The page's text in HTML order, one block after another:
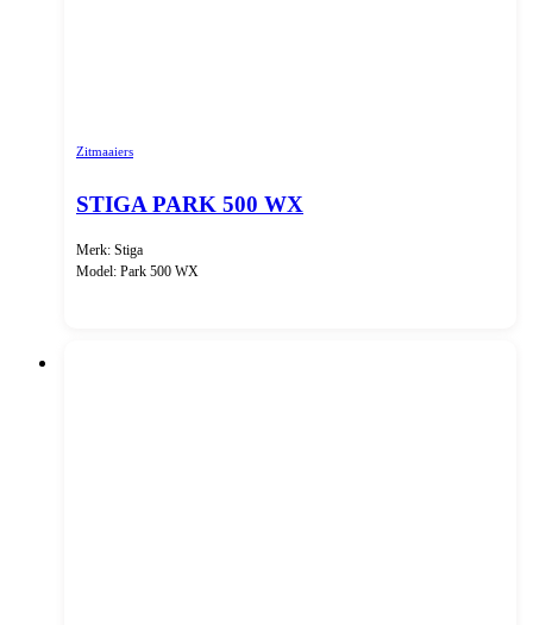
Zitmaaiers
STIGA PARK 500 WX
Merk: Stiga
Model: Park 500 WX